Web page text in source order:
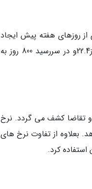
از روزهای هفته پیش ایجاد
شده بود خارج شد. به این ترتیب نرخ سود آینده در سررسیدهای 400 روز21.7 درصد، در600 روز22.4و در سررسید 800 روز به
و تقاضا کشف می گردد. نرخ
بعلاوه از تفاوت نرخ های
استفاده کرد.